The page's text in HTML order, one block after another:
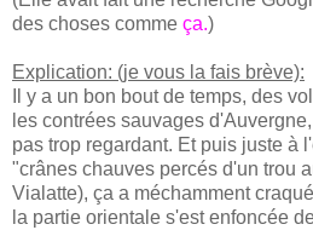
des choses comme ça.)
Explication: (je vous la fais brève):
Il y a un bon bout de temps, des
les contrées sauvages
pas trop regardant. Et puis juste à
"crânes chauves percés d'un trou
Vialatte), ça a méchamment
la partie orientale s'est enfoncée